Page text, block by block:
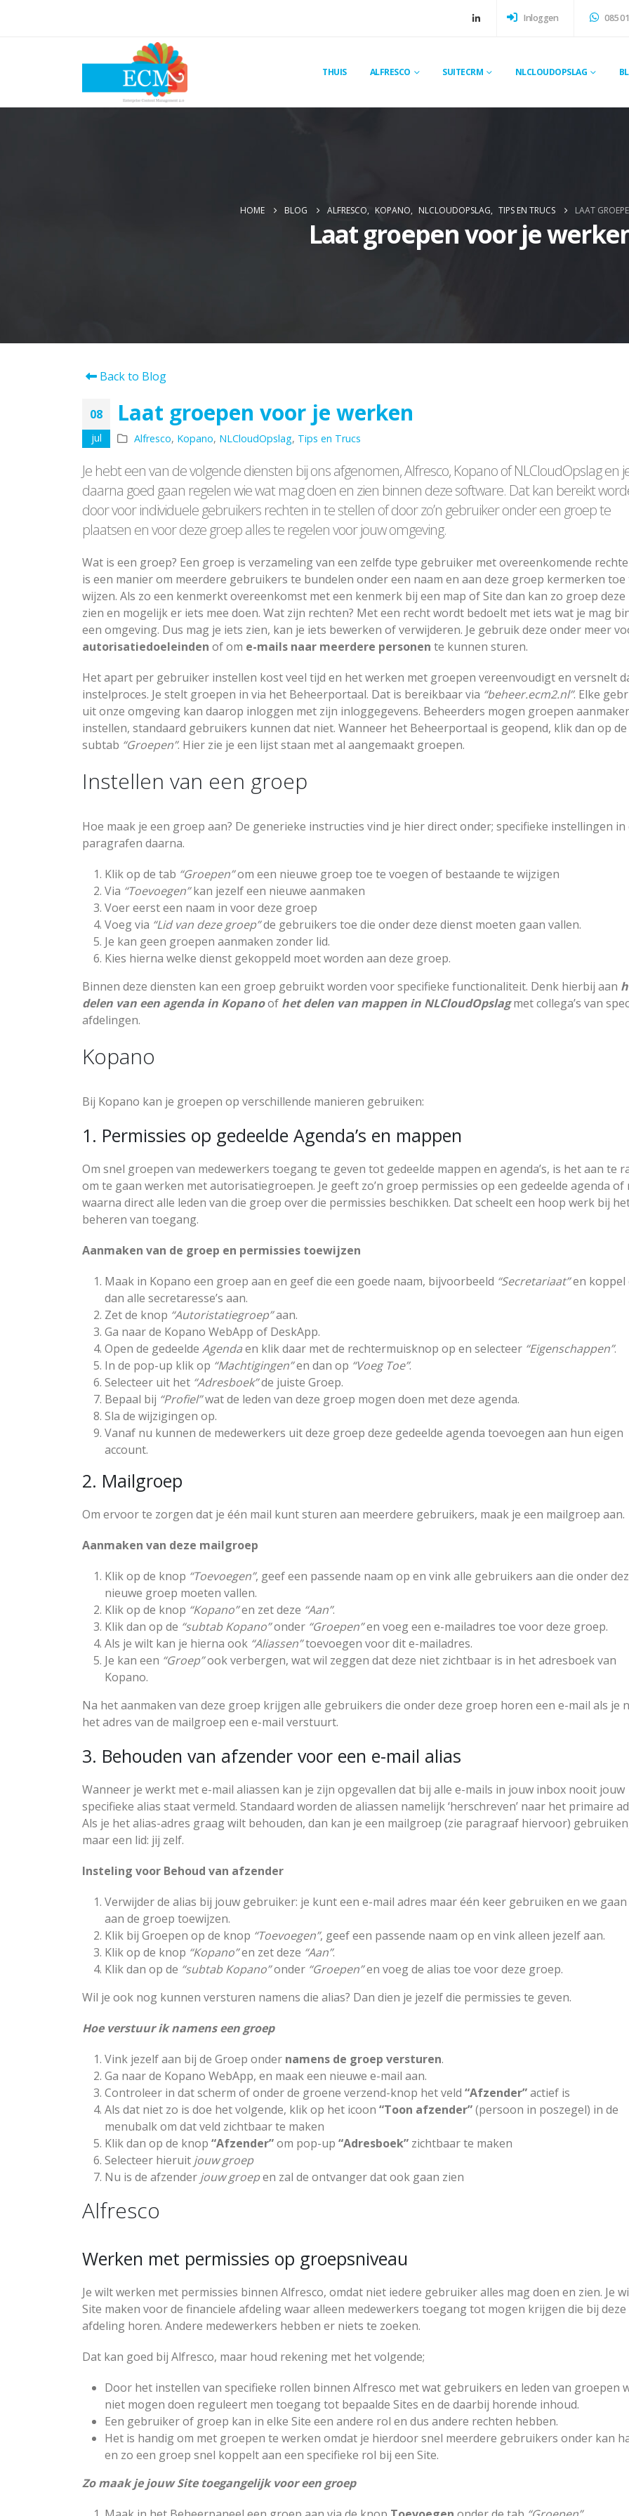
Inloggen 085
THUIS ALFRESCO SUITECRM NLCLOUDOPSLAG
HOME BLOG ALFRESCO, KOPANO, NLCLOUDOPSLAG, TIPS EN TRUCS LAAT
Laat groepen voor je
Back to Blog
08
jul
Laat groepen voor je werken
Alfresco, Kopano, NLCloudOpslag, Tips en Trucs
Je hebt een van de volgende diensten bij ons afgenomen, Alfresco, Kopano of NLCloudOpslag en
daarna goed gaan regelen wie wat mag doen en zien binnen deze software. Dat kan bereikt
door voor individuele gebruikers rechten in te stellen of door zo’n gebruiker onder een groep te
plaatsen en voor deze groep alles te regelen voor jouw omgeving.
Wat is een groep? Een groep is verzameling van een zelfde type gebruiker met overeenkomende
is een manier om meerdere gebruikers te bundelen onder een naam en aan deze groep kermerken toe
wijzen. Als zo een kenmerkt overeenkomst met een kenmerk bij een map of Site dan kan zo groep deze
zien en mogelijk er iets mee doen. Wat zijn rechten? Met een recht wordt bedoelt met iets wat je mag
een omgeving. Dus mag je iets zien, kan je iets bewerken of verwijderen. Je gebruik deze onder meer
autorisatiedoeleinden of om e-mails naar meerdere personen te kunnen sturen.
Het apart per gebruiker instellen kost veel tijd en het werken met groepen vereenvoudigt en versnelt
instelproces. Je stelt groepen in via het Beheerportaal. Dat is bereikbaar via “beheer.ecm2.nl”. Elke
uit onze omgeving kan daarop inloggen met zijn inloggegevens. Beheerders mogen groepen
instellen, standaard gebruikers kunnen dat niet. Wanneer het Beheerportaal is geopend, klik dan op de
subtab “Groepen”. Hier zie je een lijst staan met al aangemaakt groepen.
Instellen van een groep
Hoe maak je een groep aan? De generieke instructies vind je hier direct onder; specifieke instellingen in
paragrafen daarna.
Klik op de tab “Groepen”om een nieuwe groep toe te voegen of bestaande te wijzigen
Via “Toevoegen”kan jezelf een nieuwe aanmaken
Voer eerst een naam in voor deze groep
Voeg via “Lid van deze groep”de gebruikers toe die onder deze dienst moeten gaan vallen.
Je kan geen groepen aanmaken zonder lid.
Kies hierna welke dienst gekoppeld moet worden aan deze groep.
Binnen deze diensten kan een groep gebruikt worden voor specifieke functionaliteit. Denk hierbij aan
delen van een agenda in Kopanoof het delen van mappen in NLCloudOpslagmet collega’s van
afdelingen.
Kopano
Bij Kopano kan je groepen op verschillende manieren gebruiken:
1. Permissies op gedeelde Agenda’s en mappen
Om snel groepen van medewerkers toegang te geven tot gedeelde mappen en agenda’s, is het aan te
om te gaan werken met autorisatiegroepen. Je geeft zo’n groep permissies op een gedeelde agenda of
waarna direct alle leden van die groep over die permissies beschikken. Dat scheelt een hoop werk bij
beheren van toegang.
Aanmaken van de groep en permissies toewijzen
Maak in Kopano een groep aan en geef die een goede naam, bijvoorbeeld “Secretariaat”en koppel
dan alle secretaresse’s aan.
Zet de knop “Autoristatiegroep”aan.
Ga naar de Kopano WebApp of DeskApp.
Open de gedeelde Agendaen klik daar met de rechtermuisknop op en selecteer “Eigenschappen”.
In de pop-up klik op “Machtigingen”en dan op “Voeg Toe”.
Selecteer uit het “Adresboek”de juiste Groep.
Bepaal bij “Profiel”wat de leden van deze groep mogen doen met deze agenda.
Sla de wijzigingen op.
Vanaf nu kunnen de medewerkers uit deze groep deze gedeelde agenda toevoegen aan hun eigen
account.
2. Mailgroep
Om ervoor te zorgen dat je één mail kunt sturen aan meerdere gebruikers, maak je een mailgroep aan.
Aanmaken van deze mailgroep
Klik op de knop “Toevoegen”, geef een passende naam op en vink alle gebruikers aan die onder
nieuwe groep moeten vallen.
Klik op de knop “Kopano”en zet deze “Aan”.
Klik dan op de “subtab Kopano”onder “Groepen”en voeg een e-mailadres toe voor deze groep.
Als je wilt kan je hierna ook “Aliassen”toevoegen voor dit e-mailadres.
Je kan een “Groep”ook verbergen, wat wil zeggen dat deze niet zichtbaar is in het adresboek van
Kopano.
Na het aanmaken van deze groep krijgen alle gebruikers die onder deze groep horen een e-mail als je
het adres van de mailgroep een e-mail verstuurt.
3. Behouden van afzender voor een e-mail alias
Wanneer je werkt met e-mail aliassen kan je zijn opgevallen dat bij alle e-mails in jouw inbox nooit jouw
specifieke alias staat vermeld. Standaard worden de aliassen namelijk ‘herschreven’ naar het primaire
Als je het alias-adres graag wilt behouden, dan kan je een mailgroep (zie paragraaf hiervoor)
maar een lid: jij zelf.
Insteling voor Behoud van afzender
Verwijder de alias bij jouw gebruiker: je kunt een e-mail adres maar één keer gebruiken en we gaan
aan de groep toewijzen.
Klik bij Groepen op de knop “Toevoegen”, geef een passende naam op en vink alleen jezelf aan.
Klik op de knop “Kopano”en zet deze “Aan”.
Klik dan op de “subtab Kopano”onder “Groepen”en voeg de alias toe voor deze groep.
Wil je ook nog kunnen versturen namens die alias? Dan dien je jezelf die permissies te geven.
Hoe verstuur ik namens een groep
Vink jezelf aan bij de Groep onder namens de groep versturen.
Ga naar de Kopano WebApp, en maak een nieuwe e-mail aan.
Controleer in dat scherm of onder de groene verzend-knop het veld “Afzender”actief is
Als dat niet zo is doe het volgende, klik op het icoon “Toon afzender”(persoon in poszegel) in de
menubalk om dat veld zichtbaar te maken
Klik dan op de knop “Afzender”om pop-up “Adresboek” zichtbaar te maken
Selecteer hieruit jouw groep
Nu is de afzender jouw groepen zal de ontvanger dat ook gaan zien
Alfresco
Werken met permissies op groepsniveau
Je wilt werken met permissies binnen Alfresco, omdat niet iedere gebruiker alles mag doen en zien. Je
Site maken voor de financiele afdeling waar alleen medewerkers toegang tot mogen krijgen die bij deze
afdeling horen. Andere medewerkers hebben er niets te zoeken.
Dat kan goed bij Alfresco, maar houd rekening met het volgende;
Door het instellen van specifieke rollen binnen Alfresco met wat gebruikers en leden van groepen
niet mogen doen reguleert men toegang tot bepaalde Sites en de daarbij horende inhoud.
Een gebruiker of groep kan in elke Site een andere rol en dus andere rechten hebben.
Het is handig om met groepen te werken omdat je hierdoor snel meerdere gebruikers onder kan
en zo een groep snel koppelt aan een specifieke rol bij een Site.
Zo maak je jouw Site toegangelijk voor een groep
Zendesk, bedankt en tot
ziens
04-11-2025
Synchronisatiefout bij
applicatie
NLCloudOpslag
11-06-2025
Nieuw grafiektype:
tijdlijn
27-03-2025
Nieuws en
Nieuw in NLCloudOpslag
Zendesk,
ziens
04-11-2025